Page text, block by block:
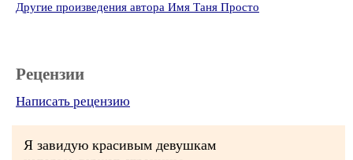
Другие произведения автора Имя Таня Просто
Рецензии
Написать рецензию
Я завидую красивым девушкам